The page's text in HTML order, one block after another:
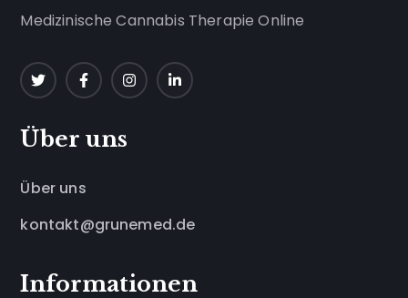
Medizinische Cannabis Therapie Online
Über uns
Über uns
kontakt@grunemed.de
Informationen